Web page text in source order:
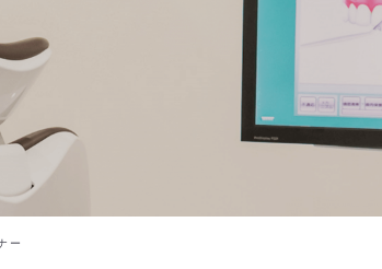
グ
ディネーター
スタッフインタビュー
ー